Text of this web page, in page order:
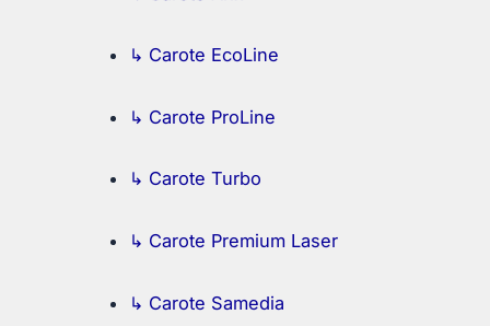
↳ Carote EcoLine
↳ Carote ProLine
↳ Carote Turbo
↳ Carote Premium Laser
↳ Carote Samedia